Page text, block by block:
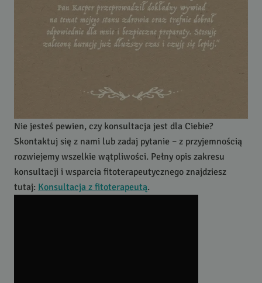
Nie jesteś pewien, czy konsultacja jest dla Ciebie?
Skontaktuj się z nami lub zadaj pytanie – z przyjemnością
rozwiejemy wszelkie wątpliwości. Pełny opis zakresu
konsultacji i wsparcia fitoterapeutycznego znajdziesz
tutaj: Konsultacja z fitoterapeutą.